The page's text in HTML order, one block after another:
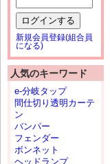
ログインする
新規会員登録(組合員
になる)
人気のキーワード
e-分岐タップ
間仕切り透明カーテ
ン
バンパー
フェンダー
ボンネット
ヘッドランプ